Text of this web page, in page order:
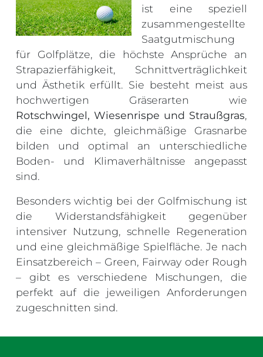
ist eine speziell
zusammengestellte
Saatgutmischung
für Golfplätze, die höchste Ansprüche an
Strapazierfähigkeit, Schnittverträglichkeit
und Ästhetik erfüllt. Sie besteht meist aus
hochwertigen Gräserarten wie
Rotschwingel, Wiesenrispe und Straußgras,
die eine dichte, gleichmäßige Grasnarbe
bilden und optimal an unterschiedliche
Boden- und Klimaverhältnisse angepasst
sind.
Besonders wichtig bei der Golfmischung ist
die Widerstandsfähigkeit gegenüber
intensiver Nutzung, schnelle Regeneration
und eine gleichmäßige Spielfläche. Je nach
Einsatzbereich – Green, Fairway oder Rough
– gibt es verschiedene Mischungen, die
perfekt auf die jeweiligen Anforderungen
zugeschnitten sind.